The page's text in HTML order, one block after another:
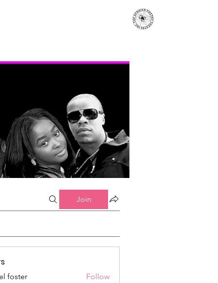
Join
foster
Follow